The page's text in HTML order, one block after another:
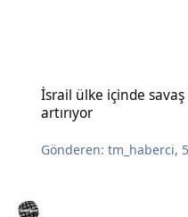
İsrail ülke içinde savaş
artırıyor
Gönderen:tm_haberci,